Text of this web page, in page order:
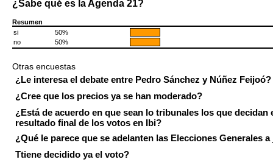
¿Sabe qué es la Agenda 21?
Resumen
si
50%
no
50%
Otras encuestas
¿Le interesa el debate entre Pedro Sánchez y Núñez Feijoó?
¿Cree que los precios ya se han moderado?
¿Está de acuerdo en que sean lo tribunales los que decidan
resultado final de los votos en Ibi?
¿Qué le parece que se adelanten las Elecciones Generales
Ttiene decidido ya el voto?